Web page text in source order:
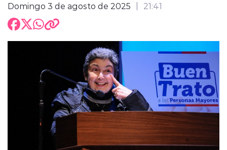
Domingo 3 de agosto de 2025 21:41